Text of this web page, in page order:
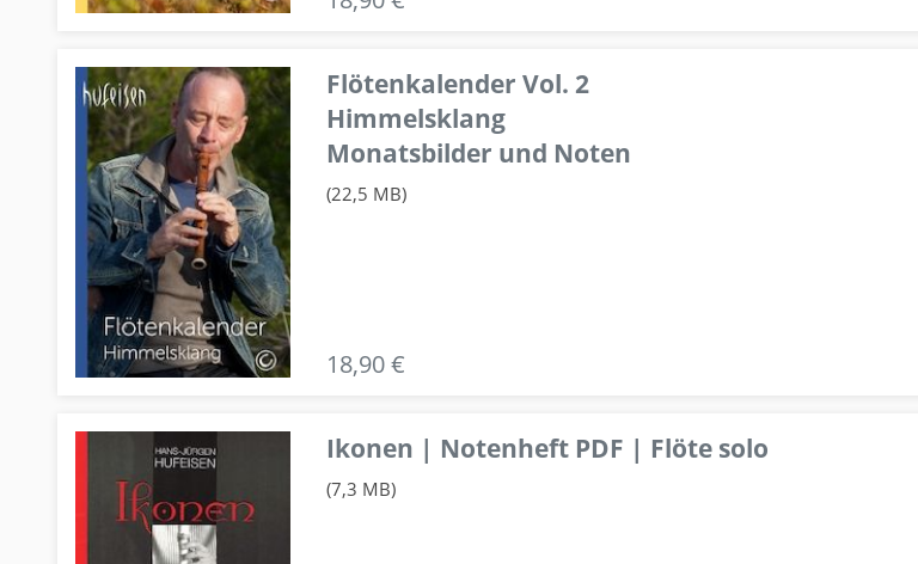
Flötenkalender Vol. 2
Himmelsklang
Monatsbilder und Noten
(22,5 MB)
18,90 €
Ikonen | Notenheft PDF | Flöte solo
(7,3 MB)